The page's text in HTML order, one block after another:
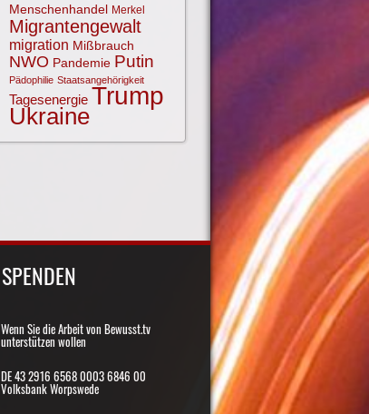
Menschenhandel Merkel
Migrantengewalt
migration Mißbrauch
NWO Pandemie Putin
Pädophilie Staatsangehörigkeit
Tagesenergie Trump
Ukraine
SPENDEN
Wenn Sie die Arbeit von Bewusst.tv
unterstützen wollen
DE 43 2916 6568 0003 6846 00
Volksbank Worpswede